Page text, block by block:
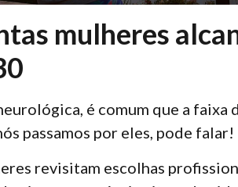
mulheres
é comum que a
passamos por eles, pode falar!
revisitam escolhas